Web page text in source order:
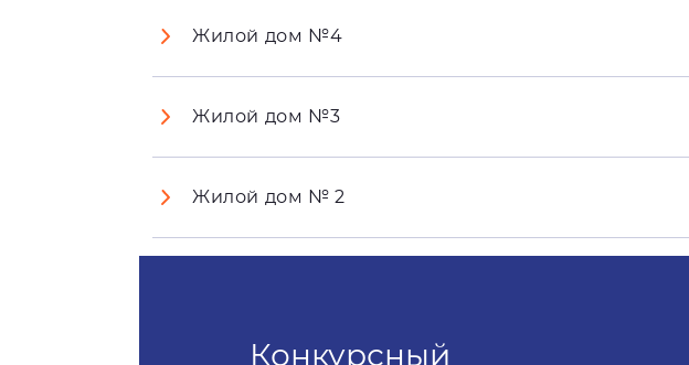
Жилой дом №4
Жилой дом №3
Жилой дом № 2
Конкурсный